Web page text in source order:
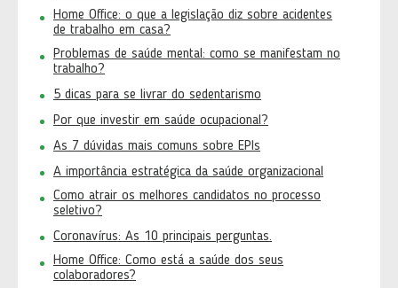
Home Office: o que a legislação diz sobre acidentes
de trabalho em casa?
Problemas de saúde mental: como se manifestam no
trabalho?
5 dicas para se livrar do sedentarismo
Por que investir em saúde ocupacional?
As 7 dúvidas mais comuns sobre EPIs
A importância estratégica da saúde organizacional
Como atrair os melhores candidatos no processo
seletivo?
Coronavírus: As 10 principais perguntas.
Home Office: Como está a saúde dos seus
colaboradores?